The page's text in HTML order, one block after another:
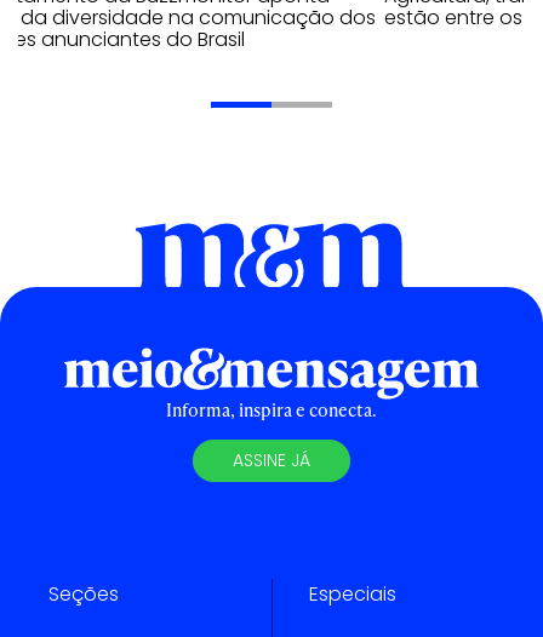
da diversidade na comunicação dos
anunciantes do Brasil
estão entre os
Informa, inspira e conecta.
ASSINE JÁ
Seções Especiais